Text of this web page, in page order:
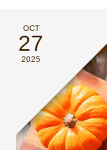
OCT
27
2025